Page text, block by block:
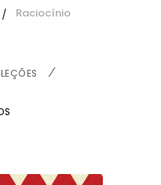
Raciocínio